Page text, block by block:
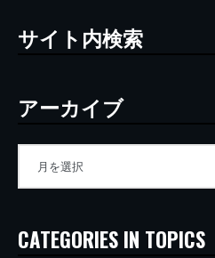
サイト内検索
アーカイブ
CATEGORIES IN TOPICS